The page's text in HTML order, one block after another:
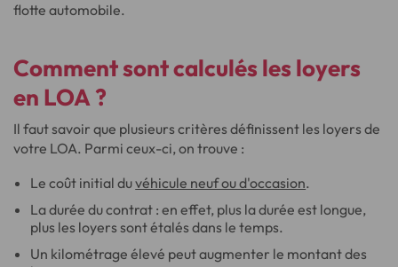
flotte automobile.
Comment sont calculés les loyers
en LOA ?
Il faut savoir que plusieurs critères définissent les loyers de
votre LOA. Parmi ceux-ci, on trouve :
Le coût initial duvéhicule neuf ou d'occasion.
La durée du contrat : en effet, plus la durée est longue,
plus les loyers sont étalés dans le temps.
Un kilométrage élevé peut augmenter le montant des